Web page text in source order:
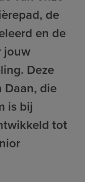
de
en de
jouw
Deze
Daan, die
is bij
tot